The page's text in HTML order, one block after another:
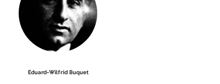
Eduard-Wilfrid Buquet